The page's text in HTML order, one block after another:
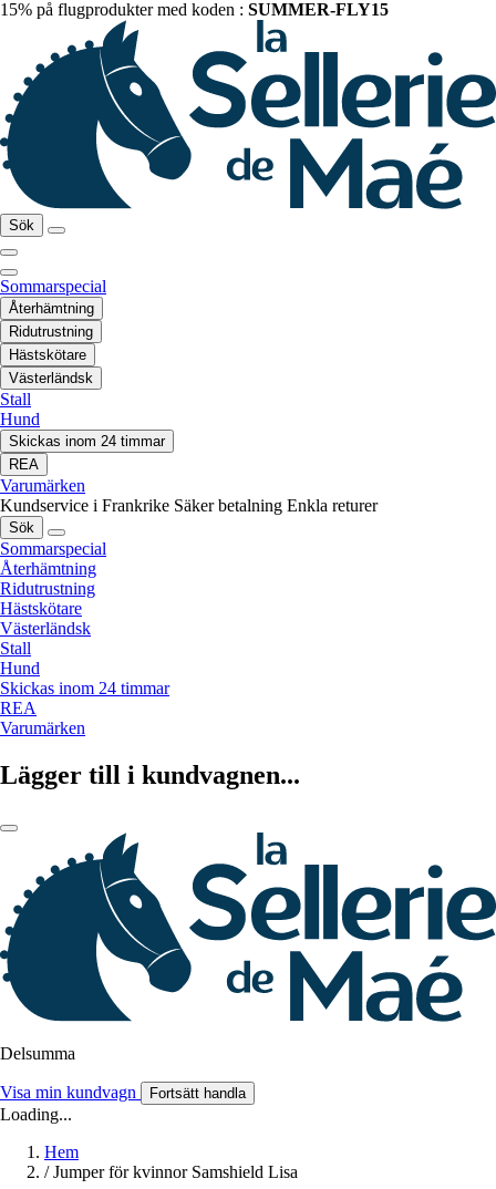
15% på flugprodukter med koden : SUMMER-FLY15
Sök
Sommarspecial
Återhämtning
Ridutrustning
Hästskötare
Västerländsk
Stall
Hund
Skickas inom 24 timmar
REA
Varumärken
Kundservice i Frankrike Säker betalning Enkla returer
Sök
Sommarspecial
Återhämtning
Ridutrustning
Hästskötare
Västerländsk
Stall
Hund
Skickas inom 24 timmar
REA
Varumärken
Lägger till i kundvagnen...
Delsumma
Visa min kundvagn Fortsätt handla
Loading...
Hem
/ Jumper för kvinnor Samshield Lisa